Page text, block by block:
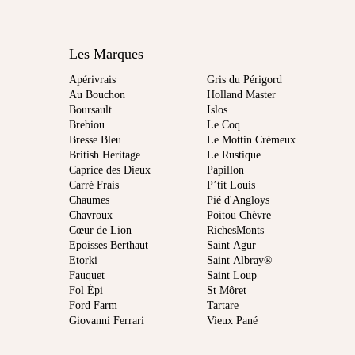
Les Marques
Apérivrais
Au Bouchon
Boursault
Brebiou
Bresse Bleu
British Heritage
Caprice des Dieux
Carré Frais
Chaumes
Chavroux
Cœur de Lion
Epoisses Berthaut
Etorki
Fauquet
Fol Épi
Ford Farm
Giovanni Ferrari
Gris du Périgord
Holland Master
Islos
Le Coq
Le Mottin Crémeux
Le Rustique
Papillon
P’tit Louis
Pié d'Angloys
Poitou Chèvre
RichesMonts
Saint Agur
Saint Albray®
Saint Loup
St Môret
Tartare
Vieux Pané